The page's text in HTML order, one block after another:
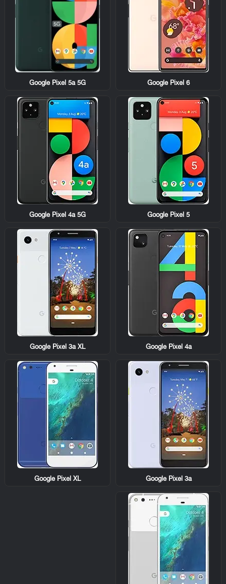
Google Pixel 6
Google Pixel 5a 5G
Google Pixel 5
Google Pixel 4a 5G
Google Pixel 4a
Google Pixel 3a XL
Google Pixel 3a
Google Pixel XL